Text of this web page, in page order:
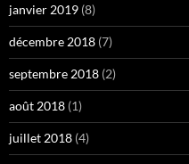
janvier 2019 (8)
décembre 2018 (7)
septembre 2018 (2)
août 2018 (1)
juillet 2018 (4)